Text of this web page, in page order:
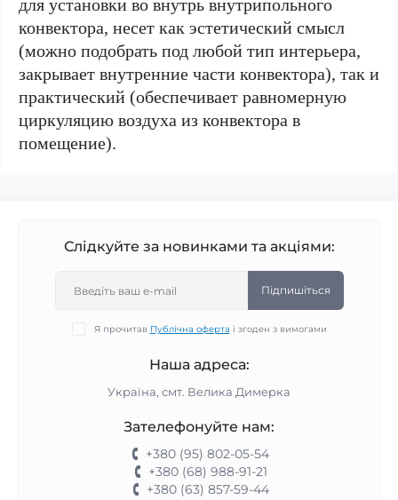
для установки во внутрь внутрипольного
конвектора, несет как эстетический смысл
(можно подобрать под любой тип интерьера,
закрывает внутренние части конвектора), так и
практический (обеспечивает равномерную
циркуляцию воздуха из конвектора в
помещение).
Слідкуйте за новинками та акціями:
Підпишіться
Я прочитав Публічна оферта і згоден з вимогами
Наша адреса:
Україна, смт. Велика Димерка
Зателефонуйте нам:
+380 (95) 802-05-54
+380 (68) 988-91-21
+380 (63) 857-59-44